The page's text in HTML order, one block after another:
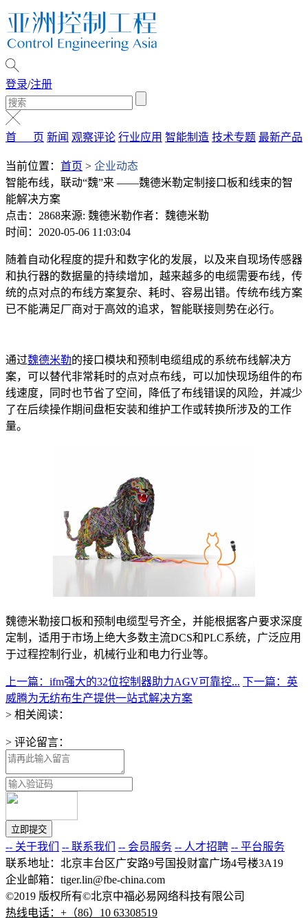
登录/注册
首 页 新闻 观察评论 行业应用 智能制造 技术专题 最新产品
当前位置： 首页 > 企业动态
智能布线，联动“魏”来 ——魏德米勒定制接口板和线束的智
能解决方案
点击：2868来源: 魏德米勒作者：魏德米勒
时间：2020-05-06 11:03:04
随着自动化程度的提升和数字化的发展，以及来自现场传感器
和执行器的数据量的持续增加，越来越多的电缆需要布线，传
统的点对点的布线方案复杂、耗时、容易出错。传统布线方案
已不能满足厂商对于高效的追求，智能联接则势在必行。
通过魏德米勒的接口模块和预制电缆组成的系统布线解决方
案，可以替代非常耗时的点对点布线，可以加快现场组件的布
线速度，同时也节省了空间，降低了布线错误的风险，并减少
了在后续操作期间盘柜安装和维护工作或转换所涉及的工作
量。
魏德米勒接口板和预制电缆型号齐全，并能根据客户要求深度
定制，适用于市场上绝大多数主流DCS和PLC系统，广泛应用
于过程控制行业，机械行业和电力行业等。
上一篇：ifm强大的32位控制器助力AGV可靠控... 下一篇：英
威腾为无纺布生产提供一站式解决方案
> 相关阅读：
> 评论留言：
-- 关于我们 -- 联系我们 -- 会员服务 -- 人才招聘 -- 平台服务
联系地址：北京丰台区广安路9号国投财富广场4号楼3A19
企业邮箱：tiger.lin@fbe-china.com
©2019 版权所有©北京中福必易网络科技有限公司
热线电话：+（86）10 63308519